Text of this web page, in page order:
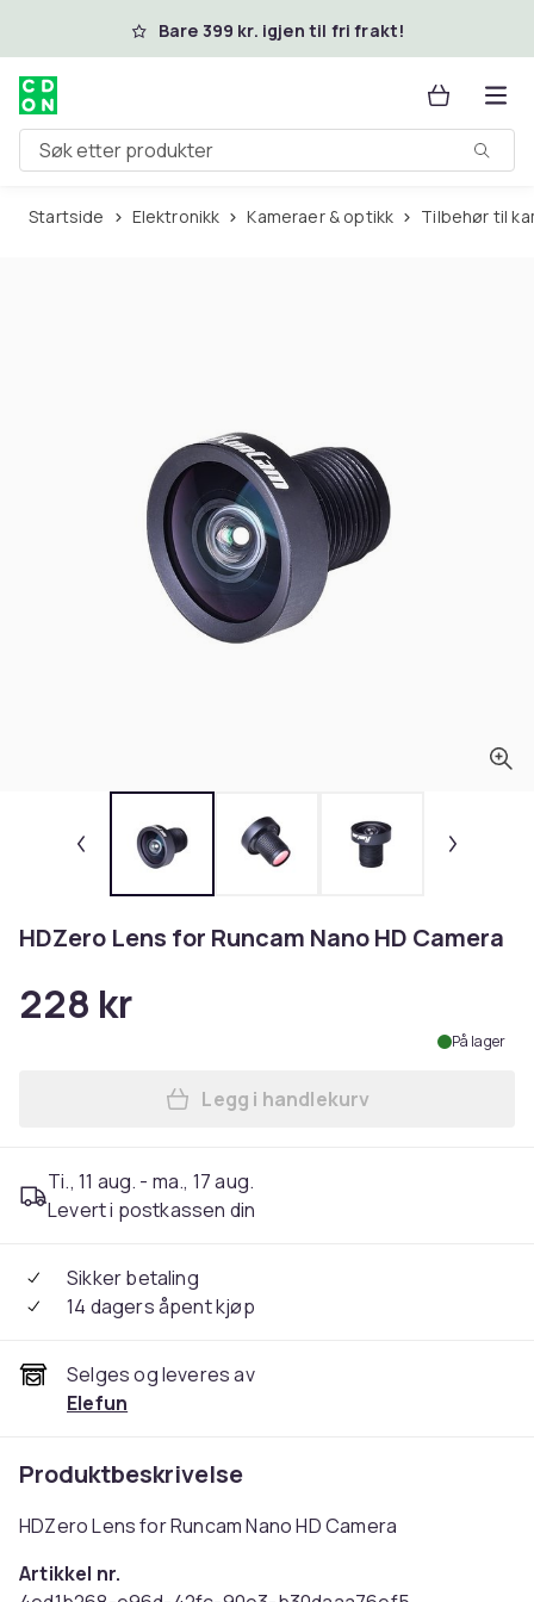
Hopp til hovedinnholdBare 399 kr. igjen til fri frakt!
Søk etter produkter
Startside Elektronikk Kameraer & optikk Tilbehør til
HDZero Lens for Runcam Nano HD Camera
228 kr
På lager
Legg HDZero Lens for
Legg i handlekurv
Ti., 11 aug. - ma., 17 aug.
Levert i postkassen din
Sikker betaling
14 dagers åpent kjøp
Selges og leveres av
Elefun
Produktbeskrivelse
HDZero Lens for Runcam Nano HD Camera
Artikkel nr.